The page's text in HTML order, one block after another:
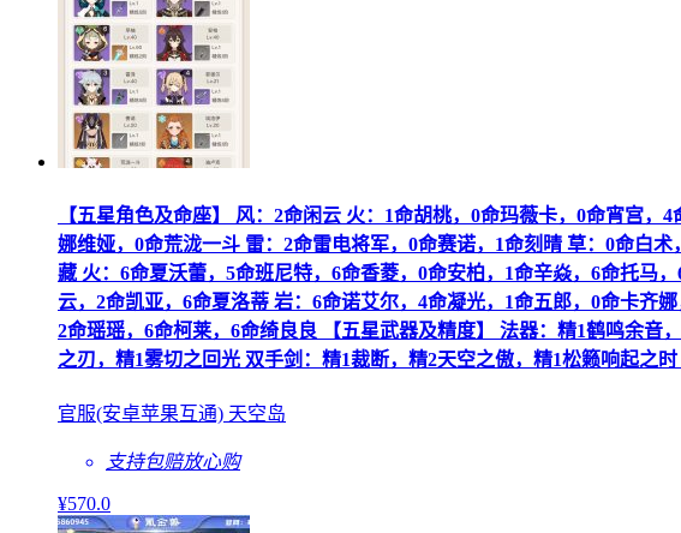
【五星角色及命座】 风：2命闲云 火：1命胡桃，0命玛薇卡，0命宵宫
娜维娅，0命荒泷一斗 雷：2命雷电将军，0命赛诺，1命刻晴 草：0命白
藏 火：6命夏沃蕾，5命班尼特，6命香菱，0命安柏，1命辛焱，6命托马
云，2命凯亚，6命夏洛蒂 岩：6命诺艾尔，4命凝光，1命五郎，0命卡齐
2命瑶瑶，6命柯莱，6命绮良良 【五星武器及精度】 法器：精1鹤鸣余
之刃，精1雾切之回光 双手剑：精1裁断，精2天空之傲，精1松籁响起之
官服(安卓苹果互通) 天空岛
支持包赔放心购
¥570.0